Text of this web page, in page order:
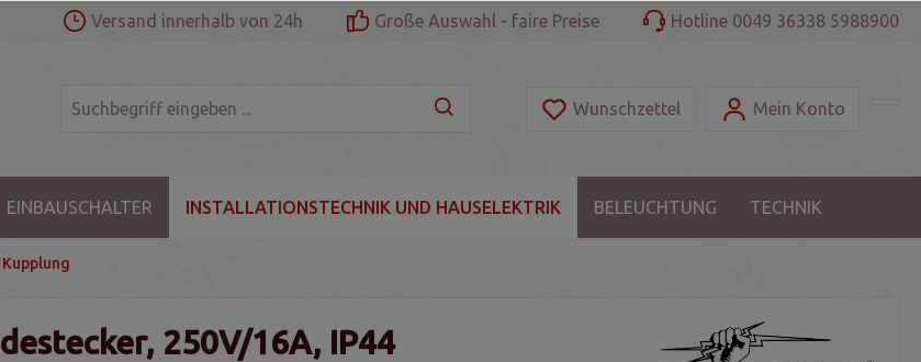
Versand innerhalb von 24h Große Auswahl - faire Preise Hotline 0049 36338 5988900
Wunschzettel Mein Konto
EINBAUSCHALTER INSTALLATIONSTECHNIK UND HAUSELEKTRIK BELEUCHTUNG TECHNIK
250V/16A, IP44